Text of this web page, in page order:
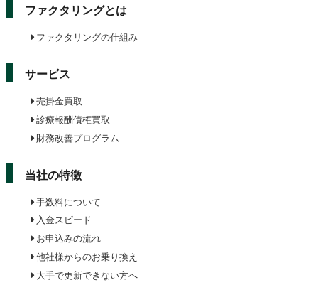
ファクタリングとは
ファクタリングの仕組み
サービス
売掛金買取
診療報酬債権買取
財務改善プログラム
当社の特徴
手数料について
入金スピード
お申込みの流れ
他社様からのお乗り換え
大手で更新できない方へ